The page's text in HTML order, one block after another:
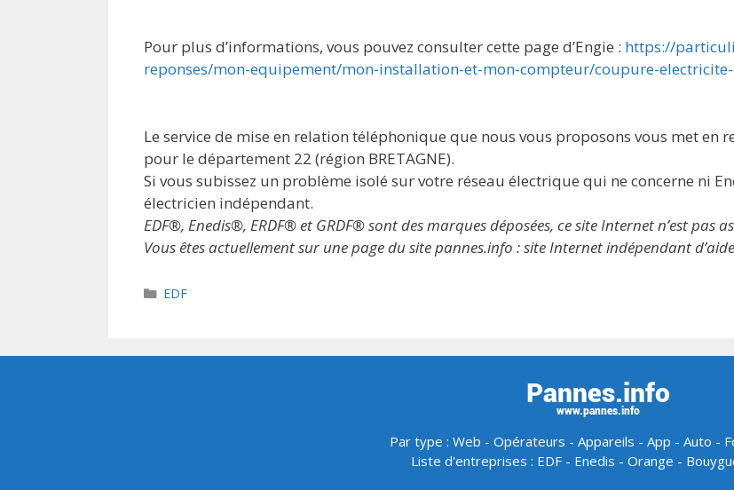
Pour plus d’informations, vous pouvez consulter cette page d’Engie : https://
reponses/mon-equipement/mon-installation-et-mon-compteur/coupure-
Le service de mise en relation téléphonique que nous vous proposons vous met en
pour le département 22 (région BRETAGNE).
Si vous subissez un problème isolé sur votre réseau électrique qui ne concerne ni
électricien indépendant.
EDF®, Enedis®, ERDF® et GRDF® sont des marques déposées, ce site Internet n’est pas
Vous êtes actuellement sur une page du site pannes.info : site Internet indépendant
Catégories
EDF
Par type : Web - Opérateurs - Appareils - App - Auto -
Liste d'entreprises : EDF- Enedis - Orange -